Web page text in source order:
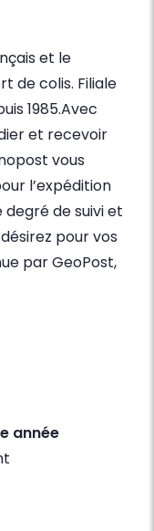
et le
de colis. Filiale
1985.Avec
et recevoir
vous
l’expédition
degré de suivi et
pour vos
par GeoPost,
année